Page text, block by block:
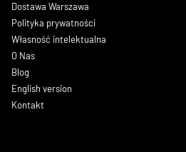
Dostawa Warszawa
Polityka prywatności
Własność intelektualna
O Nas
Blog
English version
Kontakt